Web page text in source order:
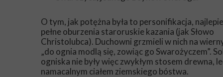
O tym, jak potężna była to personifikacja,
pełne oburzenia staroruskie kazania (jak Słowo
Christolubca). Duchowni grzmieli w nich na
„do ognia modlą się, zowiąc go Swarożyczem”.
ogniska nie były więc zwykłym stosem drewna,
namacalnym ciałem ziemskiego bóstwa.